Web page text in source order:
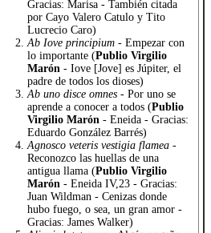
Gracias: Marisa - También citada
por Cayo Valero Catulo y Tito
Lucrecio Caro)
Ab Iove principium - Empezar con
lo importante (Publio Virgilio
Marón - Iove [Jove] es Júpiter, el
padre de todos los dioses)
Ab uno disce omnes - Por uno se
aprende a conocer a todos (Publio
Virgilio Marón - Eneida - Gracias:
Eduardo González Barrés)
Agnosco veteris vestigia flamea -
Reconozco las huellas de una
antigua llama (Publio Virgilio
Marón - Eneida IV,23 - Gracias:
Juan Wildman - Cenizas donde
hubo fuego, o sea, un gran amor -
Gracias: James Walker)